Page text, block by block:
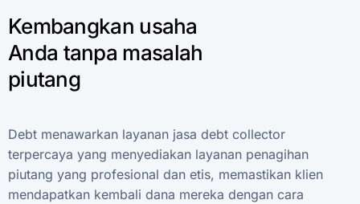
Kembangkan usaha
Anda tanpa masalah
piutang
Debt menawarkan layanan jasa debt collector
terpercaya yang menyediakan layanan penagihan
piutang yang profesional dan etis, memastikan klien
mendapatkan kembali dana mereka dengan cara